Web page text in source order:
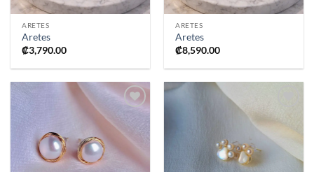
ARETES
Aretes
₡3,790.00
ARETES
Aretes
₡8,590.00
lista de
deseos
Añadir
deseos